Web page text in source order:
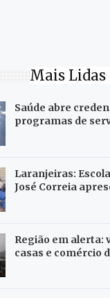
Mais Lidas
Saúde abre
programas de
Laranjeiras:
José Correia
Região em alerta:
casas e comércio